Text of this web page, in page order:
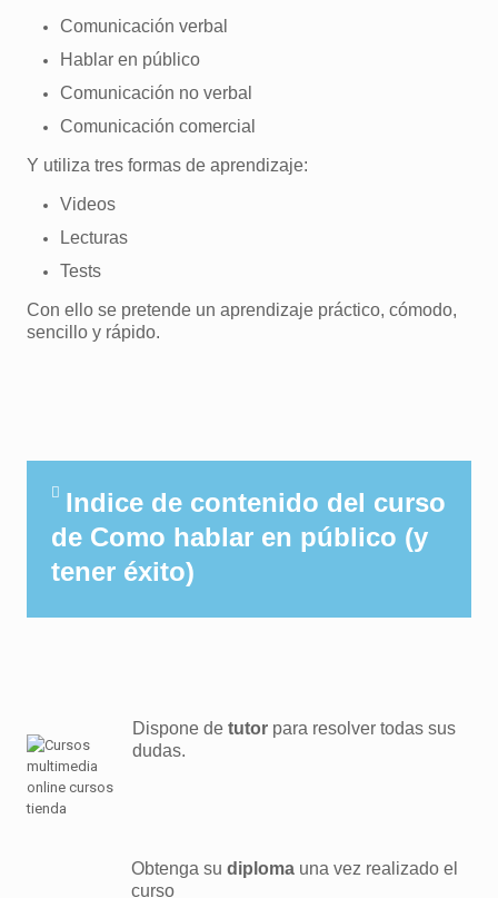
Comunicación verbal
Hablar en público
Comunicación no verbal
Comunicación comercial
Y utiliza tres formas de aprendizaje:
Videos
Lecturas
Tests
Con ello se pretende un aprendizaje práctico, cómodo,
sencillo y rápido.
Indice de contenido del curso
de Como hablar en público (y
tener éxito)
Dispone detutor para resolver todas sus
dudas.
Obtenga sudiploma una vez realizado el
curso